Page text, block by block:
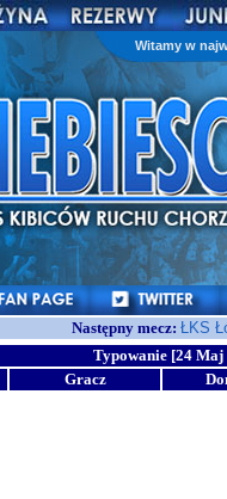
Witamy w
Następny mecz: ŁKS
Typowanie [24 Maj
Gracz